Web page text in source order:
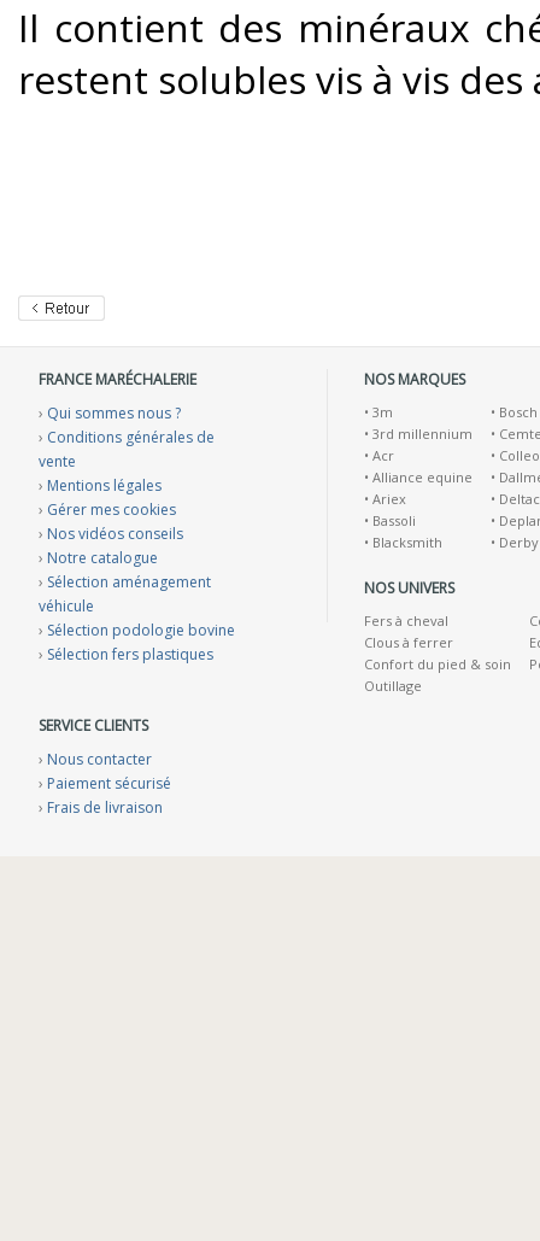
Il contient des minéraux
restent solubles vis à vis
FRANCE MARÉCHALERIE
› Qui sommes nous ?
› Conditions générales de
vente
› Mentions légales
› Gérer mes cookies
› Nos vidéos conseils
› Notre catalogue
› Sélection aménagement
véhicule
› Sélection podologie bovine
› Sélection fers plastiques
SERVICE CLIENTS
› Nous contacter
› Paiement sécurisé
› Frais de livraison
NOS MARQUES
• 3m
• 3rd millennium
• Acr
• Alliance equine
• Ariex
• Bassoli
• Blacksmith
• Bosch
•
•
•
•
•
• Derby
NOS UNIVERS
Fers à cheval
Clous à ferrer
Confort du pied & soin
Outillage